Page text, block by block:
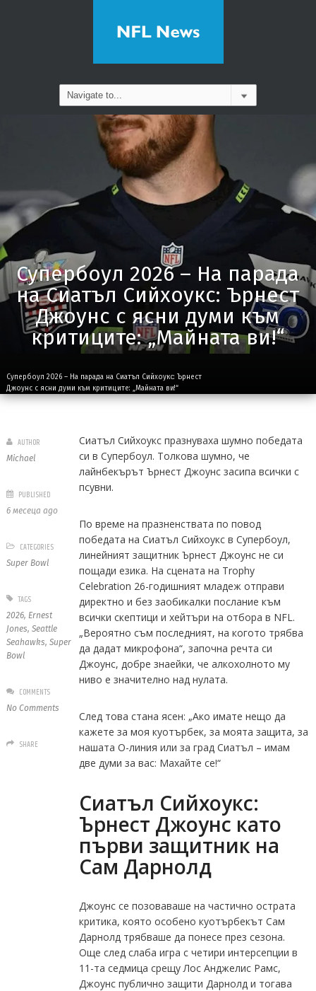
Супербоул 2026 – На парада
на Сиатъл Сийхоукс: Ърнест
Джоунс с ясни думи към
критиците: „Майната ви!“
Супербоул 2026 – На парада на Сиатъл Сийхоукс: Ърнест
Джоунс с ясни думи към критиците: „Майната ви!“
Сиатъл Сийхоукс празнуваха шумно победата
си в Супербоул. Толкова шумно, че
лайнбекърът Ърнест Джоунс засипа всички с
псувни.
По време на празненствата по повод
победата на Сиатъл Сийхоукс в Супербоул,
линейният защитник Ърнест Джоунс не си
пощади езика. На сцената на Trophy
Celebration 26-годишният младеж отправи
директно и без заобикалки послание към
всички скептици и хейтъри на отбора в NFL.
„Вероятно съм последният, на когото трябва
да дадат микрофона“, започна речта си
Джоунс, добре знаейки, че алкохолното му
ниво е значително над нулата.
След това стана ясен: „Ако имате нещо да
кажете за моя куотърбек, за моята защита, за
нашата О-линия или за град Сиатъл – имам
две думи за вас: Махайте се!“
Сиатъл Сийхоукс:
Ърнест Джоунс като
първи защитник на
Сам Дарнолд
Джоунс се позоваваше на частично острата
критика, която особено куотърбекът Сам
Дарнолд трябваше да понесе през сезона.
Още след слаба игра с четири интерсепции в
11-та седмица срещу Лос Анджелис Рамс,
Джоунс публично защити Дарнолд и тогава
AUTHOR
Michael
PUBLISHED
6 месеца ago
CATEGORIES
Super Bowl
TAGS
2026, Ernest
Jones, Seattle
Seahawks, Super
Bowl
COMMENTS
No Comments
SHARE